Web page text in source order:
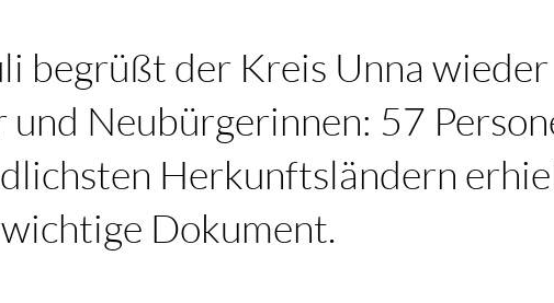
begrüßt der Kreis Unna wieder
Neubürgerinnen: 57
Herkunftsländern
Dokument.